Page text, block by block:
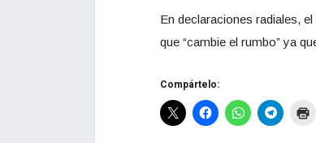
En declaraciones radiales,
que “cambie el rumbo” ya
Compártelo: